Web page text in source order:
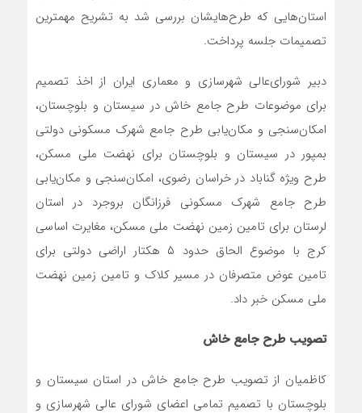
استان‌هایی که طرح‌هایشان بررسی شد به تشریح مهمترین
تصمیمات جلسه پرداخت.
دبیر شورای‌عالی شهرسازی و معماری ایران از اخذ تصمیم
برای موضوعات طرح جامع خاش در سیستان و بلوچستان،
امکان‌سنجی و مکان‌یابی طرح جامع شهرک مسکونی دولتی
بمپور در سیستان و بلوچستان برای نهضت ملی مسکن،
طرح ویژه گناباد در خراسان رضوی، امکان‌سنجی و مکان‌یابی
طرح جامع شهرک مسکونی فرزانگان بروجرد در استان
لرستان برای تامین زمین نهضت ملی مسکن، مغایرت اساسی
کرج با موضوع الحاق حدود ۵ هکتار اراضی دولتی برای
تامین عوض متصرفان در مسیر کلاک و تامین زمین نهضت
ملی مسکن خبر داد.
تصویب طرح جامع خاش
کاظمیان از تصویب طرح جامع خاش در استان سیستان و
بلوچستان با تصمیم تمامی اعضای شورای عالی شهرسازی و